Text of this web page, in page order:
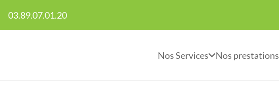
03.89.07.01.20
Nos Services Nos prestations